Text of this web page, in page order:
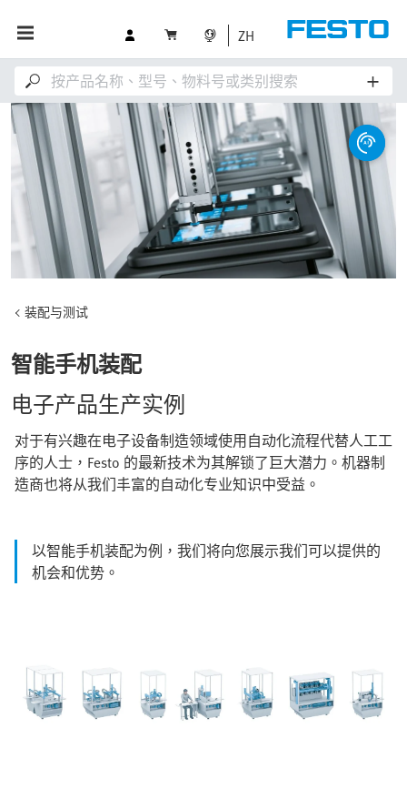
ZH
装配与测试
智能手机装配
电子产品生产实例
对于有兴趣在电子设备制造领域使用自动化流程代替人工工
序的人士，Festo 的最新技术为其解锁了巨大潜力。机器制
造商也将从我们丰富的自动化专业知识中受益。
以智能手机装配为例，我们将向您展示我们可以提供的
机会和优势。